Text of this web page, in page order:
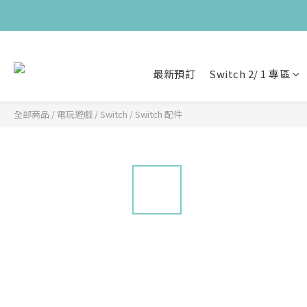
最新預訂 Switch 2/ 1 專區
全部商品 / 電玩遊戲 /Switch /Switch 配件